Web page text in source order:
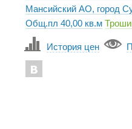
Мансийский АО, город
Общ.пл 40,00 кв.м
История цен